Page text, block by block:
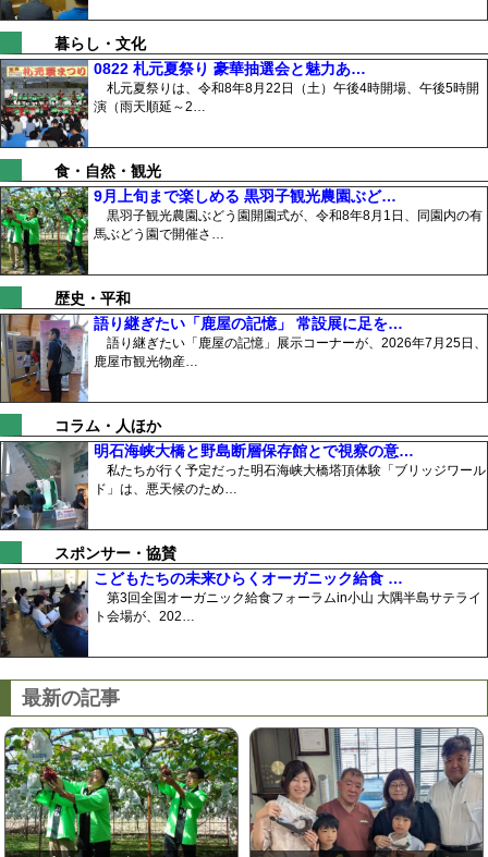
暮らし・文化
0822 札元夏祭り 豪華抽選会と魅力あ…
札元夏祭りは、令和8年8月22日（土）午後4時開場、午後5時開
演（雨天順延～2…
食・自然・観光
9月上旬まで楽しめる 黒羽子観光農園ぶど…
黒羽子観光農園ぶどう園開園式が、令和8年8月1日、同園内の有
馬ぶどう園で開催さ…
歴史・平和
語り継ぎたい「鹿屋の記憶」 常設展に足を…
語り継ぎたい「鹿屋の記憶」展示コーナーが、2026年7月25日、
鹿屋市観光物産…
コラム・人ほか
明石海峡大橋と野島断層保存館とで視察の意…
私たちが行く予定だった明石海峡大橋塔頂体験「ブリッジワール
ド」は、悪天候のため…
スポンサー・協賛
こどもたちの未来ひらくオーガニック給食 …
第3回全国オーガニック給食フォーラムin小山 大隅半島サテライ
ト会場が、202…
最新の記事